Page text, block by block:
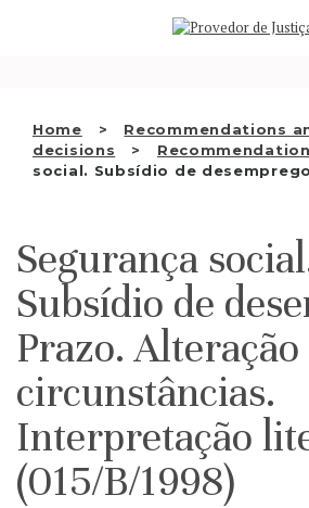
Home
Recommendations
decisions
social. Subsídio de
WHO WE ARE
INSTITUTION
EN
Segurança
Subsídio de
Prazo. Alteração
circunstâncias.
Interpretação
(015/B/1998)